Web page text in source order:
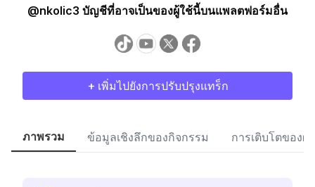
@nkolic3 บัญชีที่อาจเป็นของผู้ใช้นี้บนแพลตฟอร์มอื่น
+ เพิ่มไปยังการปรับปรุงแทร็ก
ภาพรวม ข้อมูลเชิงลึกของกิจกรรม การเติบโตของผู้